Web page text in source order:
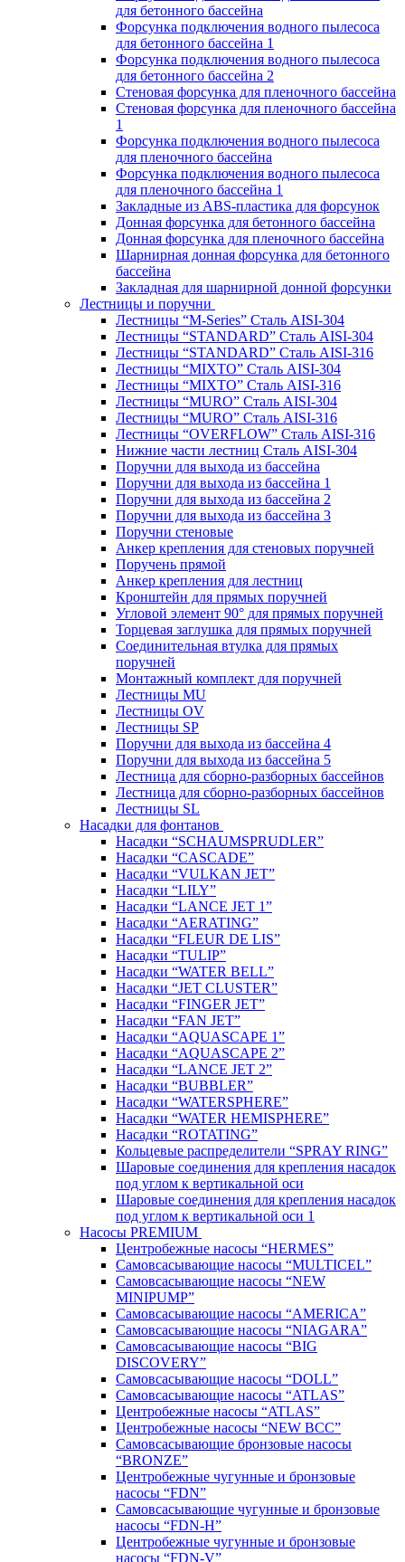
для бетонного бассейна
Форсунка подключения водного пылесоса
для бетонного бассейна 1
Форсунка подключения водного пылесоса
для бетонного бассейна 2
Стеновая форсунка для пленочного бассейна
Стеновая форсунка для пленочного бассейна
1
Форсунка подключения водного пылесоса
для пленочного бассейна
Форсунка подключения водного пылесоса
для пленочного бассейна 1
Закладные из ABS-пластика для форсунок
Донная форсунка для бетонного бассейна
Донная форсунка для пленочного бассейна
Шарнирная донная форсунка для бетонного
бассейна
Закладная для шарнирной донной форсунки
Лестницы и поручни
Лестницы “M-Series” Сталь AISI-304
Лестницы “STANDARD” Сталь AISI-304
Лестницы “STANDARD” Сталь AISI-316
Лестницы “MIXTO” Сталь AISI-304
Лестницы “MIXTO” Сталь AISI-316
Лестницы “MURO” Сталь AISI-304
Лестницы “MURO” Сталь AISI-316
Лестницы “OVERFLOW” Сталь AISI-316
Нижние части лестниц Сталь AISI-304
Поручни для выхода из бассейна
Поручни для выхода из бассейна 1
Поручни для выхода из бассейна 2
Поручни для выхода из бассейна 3
Поручни стеновые
Анкер крепления для стеновых поручней
Поручень прямой
Анкер крепления для лестниц
Кронштейн для прямых поручней
Угловой элемент 90° для прямых поручней
Торцевая заглушка для прямых поручней
Соединительная втулка для прямых
поручней
Монтажный комплект для поручней
Лестницы MU
Лестницы OV
Лестницы SP
Поручни для выхода из бассейна 4
Поручни для выхода из бассейна 5
Лестница для сборно-разборных бассейнов
Лестница для сборно-разборных бассейнов
Лестницы SL
Насадки для фонтанов
Насадки “SCHAUMSPRUDLER”
Насадки “CASCADE”
Насадки “VULKAN JET”
Насадки “LILY”
Насадки “LANCE JET 1”
Насадки “AERATING”
Насадки “FLEUR DE LIS”
Насадки “TULIP”
Насадки “WATER BELL”
Насадки “JET CLUSTER”
Насадки “FINGER JET”
Насадки “FAN JET”
Насадки “AQUASCAPE 1”
Насадки “AQUASCAPE 2”
Насадки “LANCE JET 2”
Насадки “BUBBLER”
Насадки “WATERSPHERE”
Насадки “WATER HEMISPHERE”
Насадки “ROTATING”
Кольцевые распределители “SPRAY RING”
Шаровые соединения для крепления насадок
под углом к вертикальной оси
Шаровые соединения для крепления насадок
под углом к вертикальной оси 1
Насосы PREMIUM
Центробежные насосы “HERMES”
Самовсасывающие насосы “MULTICEL”
Самовсасывающие насосы “NEW
MINIPUMP”
Самовсасывающие насосы “AMERICA”
Самовсасывающие насосы “NIAGARA”
Самовсасывающие насосы “BIG
DISCOVERY”
Самовсасывающие насосы “DOLL”
Самовсасывающие насосы “ATLAS”
Центробежные насосы “ATLAS”
Центробежные насосы “NEW BCC”
Самовсасывающие бронзовые насосы
“BRONZE”
Центробежные чугунные и бронзовые
насосы “FDN”
Самовсасывающие чугунные и бронзовые
насосы “FDN-Н”
Центробежные чугунные и бронзовые
насосы “FDN-V”